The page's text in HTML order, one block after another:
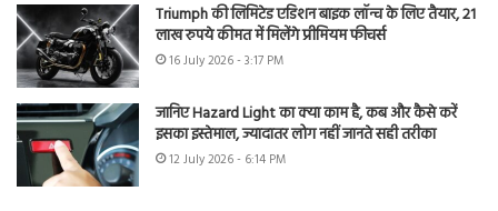
Triumph की लिमिटेड एडिशन बाइक लॉन्च के लिए तैयार, 21
लाख रुपये कीमत में मिलेंगे प्रीमियम फीचर्स
16 July 2026 - 3:17 PM
जानिए Hazard Light का क्या काम है, कब और कैसे करें
इसका इस्तेमाल, ज्यादातर लोग नहीं जानते सही तरीका
12 July 2026 - 6:14 PM